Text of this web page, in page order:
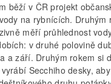
běží v ČR projekt
na rybnících. Druhým
měří průhlednost
v druhé polovině
a září. Druhým rokem si
Secchiho desky,